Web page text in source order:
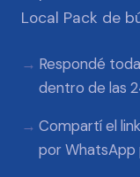
Local Pack de
Respondé
dentro de las
Compartí el
por